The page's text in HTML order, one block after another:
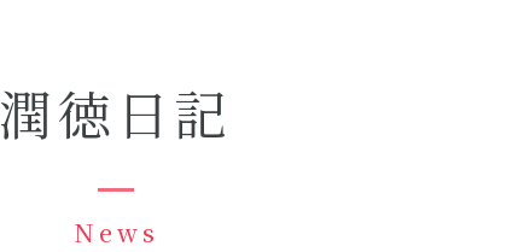
潤徳日記
News